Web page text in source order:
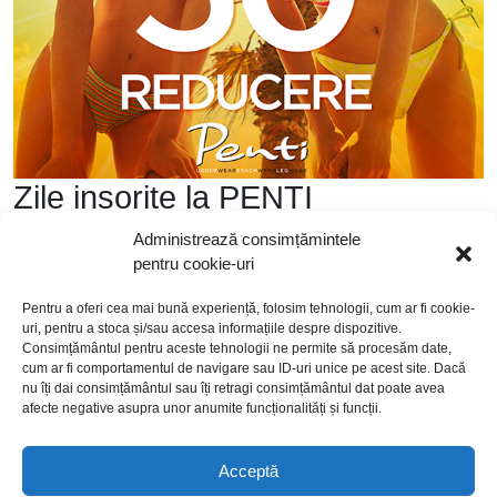
Administrează consimțămintele
pentru cookie-uri
Pentru a oferi cea mai bună experiență, folosim tehnologii, cum ar fi cookie-
uri, pentru a stoca și/sau accesa informațiile despre dispozitive.
Consimțământul pentru aceste tehnologii ne permite să procesăm date,
cum ar fi comportamentul de navigare sau ID-uri unice pe acest site. Dacă
nu îți dai consimțământul sau îți retragi consimțământul dat poate avea
afecte negative asupra unor anumite funcționalități și funcții.
Acceptă
Zile insorite la PENTI
Promoția este valabilă până pe 21 iunie.